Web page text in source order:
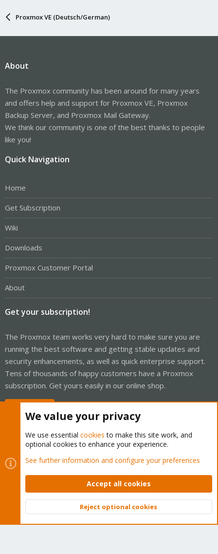
Proxmox VE (Deutsch/German)
About
The Proxmox community has been around for many years
and offers help and support for Proxmox VE, Proxmox
Backup Server, and Proxmox Mail Gateway.
We think our community is one of the best thanks to people
like you!
Quick Navigation
Home
Get Subscription
Wiki
Downloads
Proxmox Customer Portal
About
Get your subscription!
The Proxmox team works very hard to make sure you are
running the best software and getting stable updates and
security enhancements, as well as quick enterprise support.
Tens of thousands of happy customers have a Proxmox
subscription. Get yours easily in our online shop.
Cookies
Proxmox Support Forum - Light Mode
Contact us
Terms and rules Privacy policy Help Home
Community platform by XenForo © 2010-2026 XenForo Ltd.
Top
We value your privacy
We use essential cookies to make this site work, and
optional cookies to enhance your experience.
See further information and configure your preferences
Accept all cookies
Reject optional cookies